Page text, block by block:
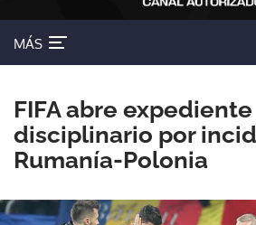
MÁS
FIFA abre expediente
disciplinario por
Rumanía-Polonia